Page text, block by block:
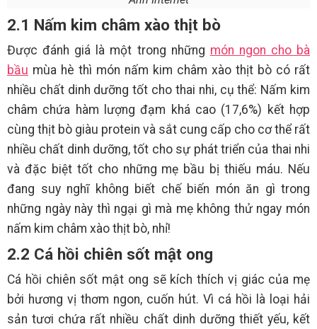
2.1 Nấm kim châm xào thịt bò
Được đánh giá là một trong những món ngon cho bà
bầu mùa hè thì món nấm kim châm xào thịt bò có rất
nhiều chất dinh dưỡng tốt cho thai nhi, cụ thể: Nấm kim
châm chứa hàm lượng đạm khá cao (17,6%) kết hợp
cùng thịt bò giàu protein và sắt cung cấp cho cơ thể rất
nhiều chất dinh dưỡng, tốt cho sự phát triển của thai nhi
và đặc biệt tốt cho những mẹ bầu bị thiếu máu. Nếu
đang suy nghĩ không biết chế biến món ăn gì trong
những ngày này thì ngại gì mà mẹ không thử ngay món
nấm kim châm xào thịt bò, nhỉ!
2.2 Cá hồi chiên sốt mật ong
Cá hồi chiên sốt mật ong sẽ kích thích vị giác của mẹ
bởi hương vị thơm ngon, cuốn hút. Vì cá hồi là loại hải
sản tươi chứa rất nhiều chất dinh dưỡng thiết yếu, kết